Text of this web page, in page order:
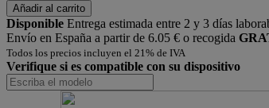
Añadir al carrito
Disponible Entrega estimada entre 2 y 3 días
Envío en España a partir de 6.05 € o recogida
Todos los precios incluyen el 21% de IVA
Verifique si es compatible con su dispositivo